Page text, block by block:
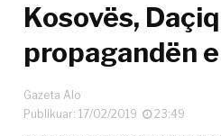
Kosovës,
propagandën
Gazeta Alo
Publikuar: 17/02/2019
23:49